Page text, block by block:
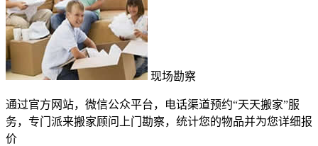
现场勘察
通过官方网站，微信公众平台，电话渠道预约“天天搬家”服
务，专门派来搬家顾问上门勘察，统计您的物品并为您详细报
价